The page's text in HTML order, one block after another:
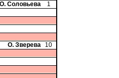
О. Соловьева
1
О. Зверева
10